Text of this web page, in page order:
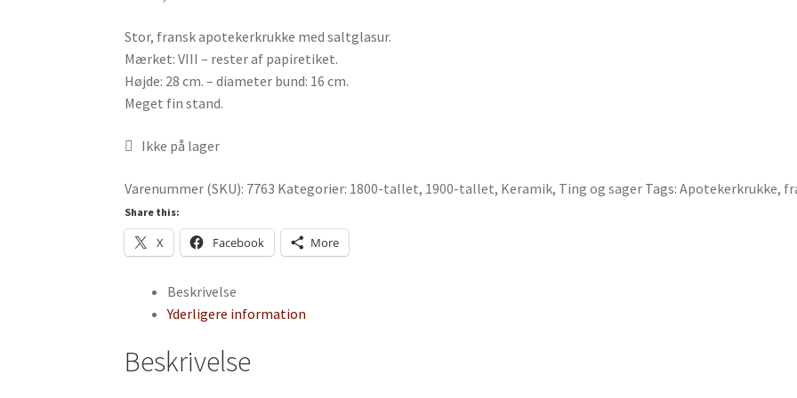
Stor, fransk apotekerkrukke med saltglasur.
Mærket: VIII – rester af papiretiket.
Højde: 28 cm. – diameter bund: 16 cm.
Meget fin stand.
Ikke på lager
Varenummer (SKU): 7763 Kategorier: 1800-tallet, 1900-tallet, Keramik, Ting og sager Tags:Apotekerkrukke,
Share this:
X Facebook More
Beskrivelse
Yderligere information
Beskrivelse